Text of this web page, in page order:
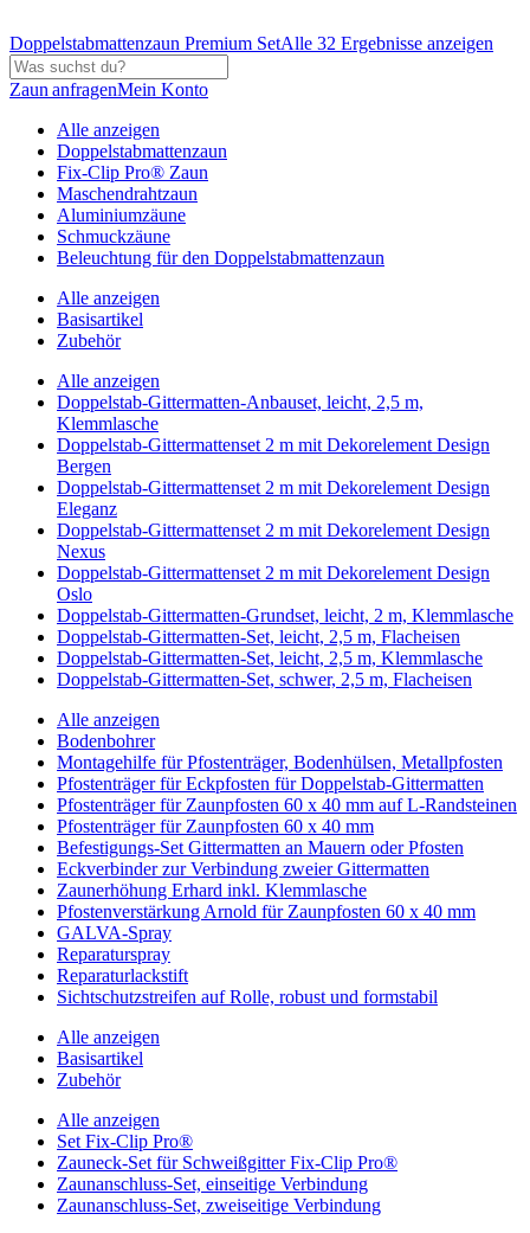
Doppelstabmattenzaun Premium SetAlle 32 Ergebnisse anzeigen
Zaun anfragenMein Konto
Alle anzeigen
Doppelstabmattenzaun
Fix-Clip Pro® Zaun
Maschendrahtzaun
Aluminiumzäune
Schmuckzäune
Beleuchtung für den Doppelstabmattenzaun
Alle anzeigen
Basisartikel
Zubehör
Alle anzeigen
Doppelstab-Gittermatten-Anbauset, leicht, 2,5 m,
Klemmlasche
Doppelstab-Gittermattenset 2 m mit Dekorelement Design
Bergen
Doppelstab-Gittermattenset 2 m mit Dekorelement Design
Eleganz
Doppelstab-Gittermattenset 2 m mit Dekorelement Design
Nexus
Doppelstab-Gittermattenset 2 m mit Dekorelement Design
Oslo
Doppelstab-Gittermatten-Grundset, leicht, 2 m, Klemmlasche
Doppelstab-Gittermatten-Set, leicht, 2,5 m, Flacheisen
Doppelstab-Gittermatten-Set, leicht, 2,5 m, Klemmlasche
Doppelstab-Gittermatten-Set, schwer, 2,5 m, Flacheisen
Alle anzeigen
Bodenbohrer
Montagehilfe für Pfostenträger, Bodenhülsen, Metallpfosten
Pfostenträger für Eckpfosten für Doppelstab-Gittermatten
Pfostenträger für Zaunpfosten 60 x 40 mm auf L-Randsteinen
Pfostenträger für Zaunpfosten 60 x 40 mm
Befestigungs-Set Gittermatten an Mauern oder Pfosten
Eckverbinder zur Verbindung zweier Gittermatten
Zaunerhöhung Erhard inkl. Klemmlasche
Pfostenverstärkung Arnold für Zaunpfosten 60 x 40 mm
GALVA-Spray
Reparaturspray
Reparaturlackstift
Sichtschutzstreifen auf Rolle, robust und formstabil
Alle anzeigen
Basisartikel
Zubehör
Alle anzeigen
Set Fix-Clip Pro®
Zauneck-Set für Schweißgitter Fix-Clip Pro®
Zaunanschluss-Set, einseitige Verbindung
Zaunanschluss-Set, zweiseitige Verbindung